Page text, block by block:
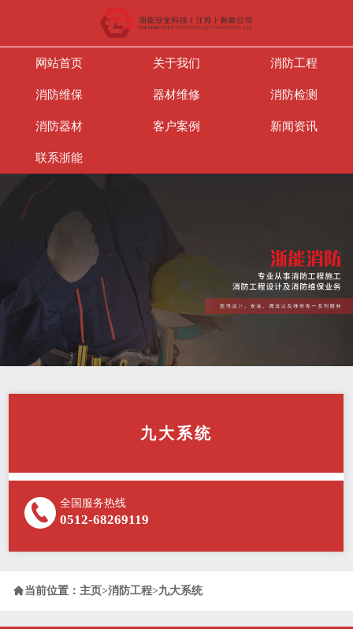
网站首页 关于我们 消防工程
消防维保 器材维修 消防检测
消防器材 客户案例 新闻资讯
联系浙能
九大系统
全国服务热线
0512-68269119
当前位置： 主页>消防工程>九大系统